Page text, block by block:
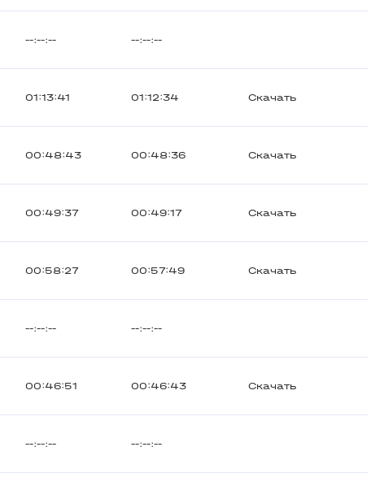
--:--:-- --:--:--
01:13:41 01:12:34 Скачать
00:48:43 00:48:36 Скачать
00:49:37 00:49:17 Скачать
00:58:27 00:57:49 Скачать
--:--:-- --:--:--
00:46:51 00:46:43 Скачать
--:--:-- --:--:--